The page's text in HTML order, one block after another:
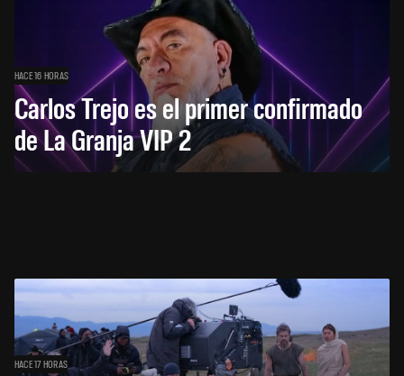
HACE 16 HORAS
Carlos Trejo es el primer confirmado
de La Granja VIP 2
HACE 17 HORAS